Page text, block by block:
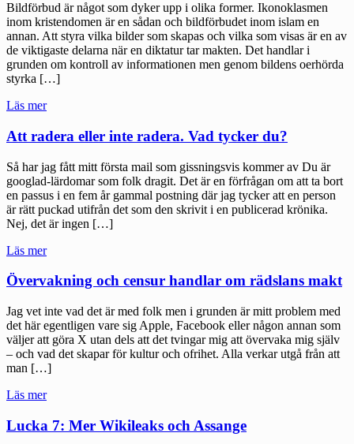
Bildförbud är något som dyker upp i olika former. Ikonoklasmen
inom kristendomen är en sådan och bildförbudet inom islam en
annan. Att styra vilka bilder som skapas och vilka som visas är en av
de viktigaste delarna när en diktatur tar makten. Det handlar i
grunden om kontroll av informationen men genom bildens oerhörda
styrka […]
Läs mer"Korvar,
och
kockbilder
indirekta
censurens
fara"
Att radera eller inte radera. Vad tycker du?
Så har jag fått mitt första mail som gissningsvis kommer av Du är
googlad-lärdomar som folk dragit. Det är en förfrågan om att ta bort
en passus i en fem år gammal postning där jag tycker att en person
är rätt puckad utifrån det som den skrivit i en publicerad krönika.
Nej, det är ingen […]
Läs mer"Att
eller
radera.
Vad
tycker
du?"
Övervakning och censur handlar om rädslans makt
Jag vet inte vad det är med folk men i grunden är mitt problem med
det här egentligen vare sig Apple, Facebook eller någon annan som
väljer att göra X utan dels att det tvingar mig att övervaka mig själv
– och vad det skapar för kultur och ofrihet. Alla verkar utgå från att
man […]
Läs mer"Övervakning
censur
handlar
Lucka 7: Mer Wikileaks och Assange